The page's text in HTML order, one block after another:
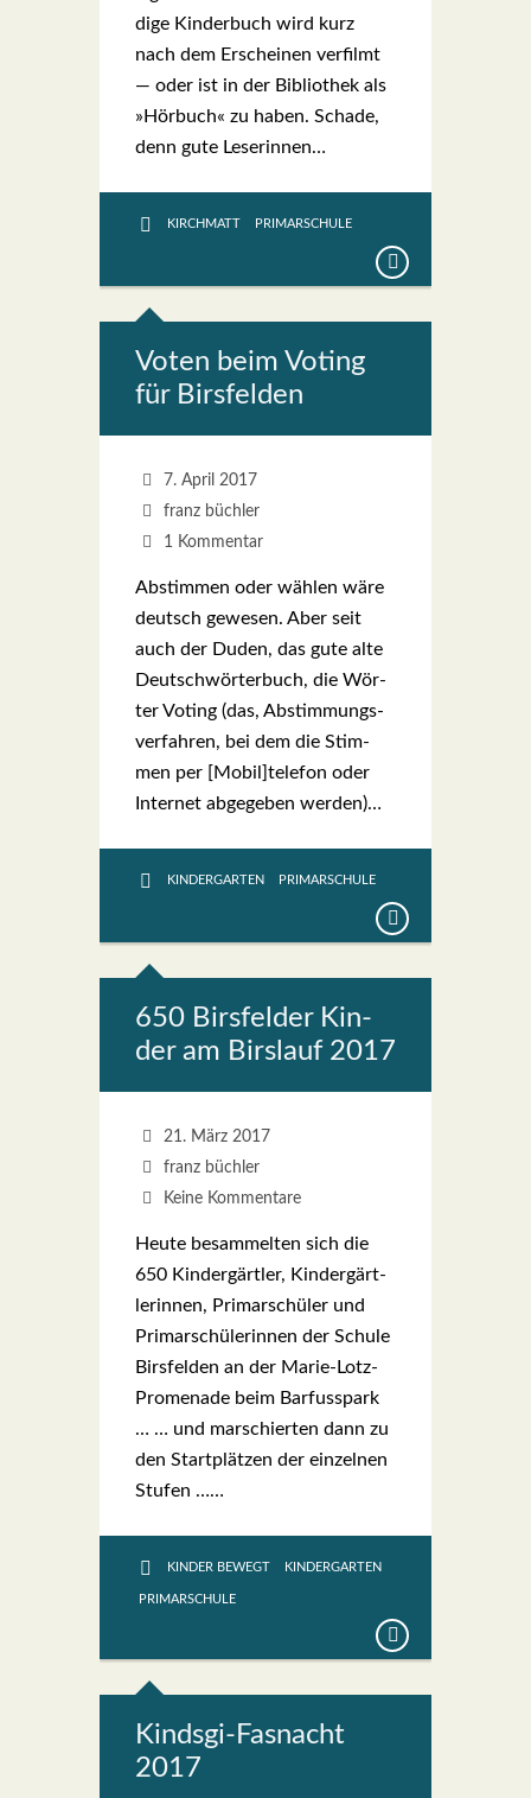
di­ge Kin­der­buch wird kurz
nach dem Erschei­nen ver­filmt
— oder ist in der Biblio­thek als
»Hör­buch« zu haben. Scha­de,
denn gute Lese­rin­nen…
KIRCHMATT PRIMARSCHULE
Voten beim Voting
für Birs­fel­den
7. April 2017
franz büchler
1 Kommentar
Abstim­men oder wäh­len wäre
deutsch gewe­sen. Aber seit
auch der Duden, das gute alte
Deutsch­wör­ter­buch, die Wör­
ter Voting (das, Abstim­mungs­
ver­fah­ren, bei dem die Stim­
men per [Mobil]telefon oder
Inter­net abge­ge­ben wer­den)…
KINDERGARTEN PRIMARSCHULE
650 Birs­fel­der Kin­
der am Birs­lauf 2017
21. März 2017
franz büchler
Keine Kommentare
Heu­te besam­mel­ten sich die
650 Kin­der­gärt­ler, Kin­der­gärt­
le­rin­nen, Pri­mar­schü­ler und
Pri­mar­schü­le­rin­nen der Schu­le
Birs­fel­den an der Marie-Lotz-
Pro­­me­na­­de beim Bar­fuss­park
… … und mar­schier­ten dann zu
den Start­plät­zen der ein­zel­nen
Stu­fen ……
KINDER BEWEGT KINDERGARTEN
PRIMARSCHULE
Kinds­gi-Fas­nacht
2017